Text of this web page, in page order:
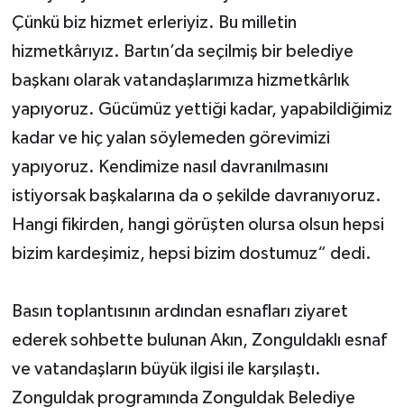
Çünkü biz hizmet erleriyiz. Bu milletin
hizmetkârıyız. Bartın’da seçilmiş bir belediye
başkanı olarak vatandaşlarımıza hizmetkârlık
yapıyoruz. Gücümüz yettiği kadar, yapabildiğimiz
kadar ve hiç yalan söylemeden görevimizi
yapıyoruz. Kendimize nasıl davranılmasını
istiyorsak başkalarına da o şekilde davranıyoruz.
Hangi fikirden, hangi görüşten olursa olsun hepsi
bizim kardeşimiz, hepsi bizim dostumuz“ dedi.
Basın toplantısının ardından esnafları ziyaret
ederek sohbette bulunan Akın, Zonguldaklı esnaf
ve vatandaşların büyük ilgisi ile karşılaştı.
Zonguldak programında Zonguldak Belediye